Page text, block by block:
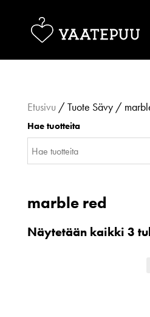
Etusivu / Tuote Sävy /
Hae tuotteita
marble red
Näytetään kaikki 3